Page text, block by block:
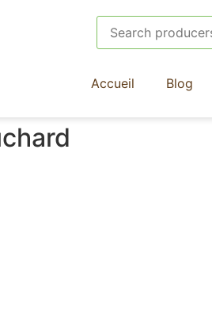
Accueil Blog